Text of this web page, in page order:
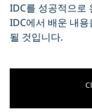
IDC를 성공적으로
IDC에서 배운 내
될 것입니다.